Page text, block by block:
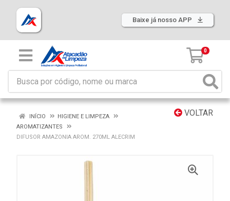
Baixe já nosso APP
0
VOLTAR
INÍCIO
HIGIENE E LIMPEZA
AROMATIZANTES
DIFUSOR AMAZONIA AROM. 270ML ALECRIM